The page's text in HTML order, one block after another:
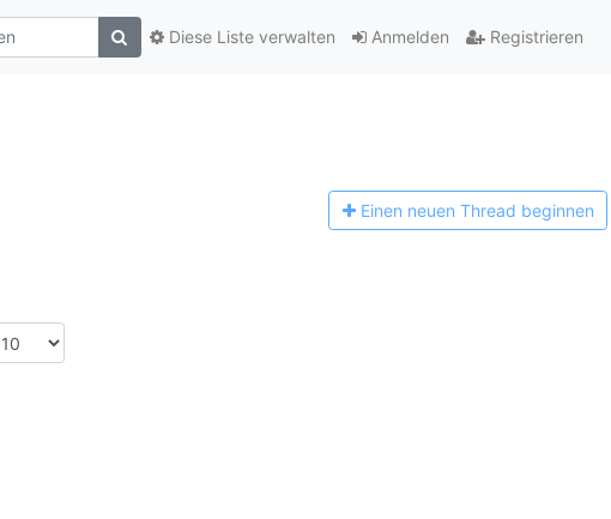
Anmelden Registrieren
Diese Liste verwalten
Einen neuen Thread beginnen